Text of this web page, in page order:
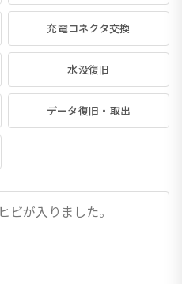
充電コネクタ交換
水没復旧
データ復旧・取出